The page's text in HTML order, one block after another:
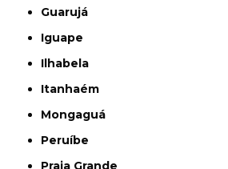
Guarujá
Iguape
Ilhabela
Itanhaém
Mongaguá
Peruíbe
Praia Grande